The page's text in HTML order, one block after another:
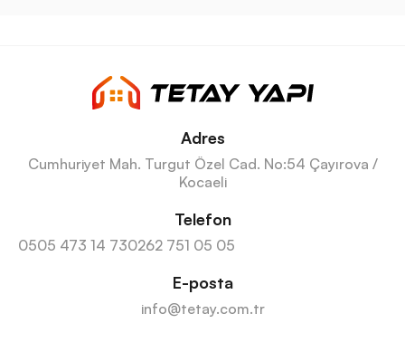
Adres
Cumhuriyet Mah. Turgut Özel Cad. No:54 Çayırova /
Kocaeli
Telefon
0505 473 14 730262 751 05 05
E-posta
info@tetay.com.tr